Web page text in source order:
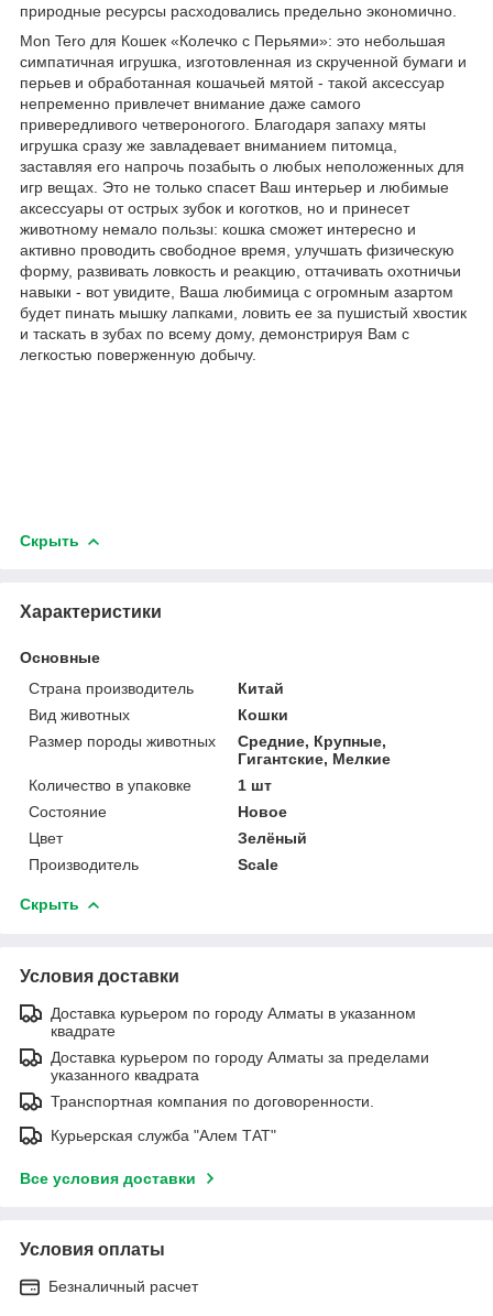
природные ресурсы расходовались предельно экономично.
Mon Tero для Кошек «Колечко с Перьями»: это небольшая
симпатичная игрушка, изготовленная из скрученной бумаги и
перьев и обработанная кошачьей мятой - такой аксессуар
непременно привлечет внимание даже самого
привередливого четвероногого. Благодаря запаху мяты
игрушка сразу же завладевает вниманием питомца,
заставляя его напрочь позабыть о любых неположенных для
игр вещах. Это не только спасет Ваш интерьер и любимые
аксессуары от острых зубок и коготков, но и принесет
животному немало пользы: кошка сможет интересно и
активно проводить свободное время, улучшать физическую
форму, развивать ловкость и реакцию, оттачивать охотничьи
навыки - вот увидите, Ваша любимица с огромным азартом
будет пинать мышку лапками, ловить ее за пушистый хвостик
и таскать в зубах по всему дому, демонстрируя Вам с
легкостью поверженную добычу.
Скрыть
Характеристики
Основные
Страна производитель
Китай
Вид животных
Кошки
Размер породы животных
Средние, Крупные,
Гигантские, Мелкие
Количество в упаковке
1 шт
Состояние
Новое
Цвет
Зелёный
Производитель
Scale
Скрыть
Условия доставки
Доставка курьером по городу Алматы в указанном
квадрате
Доставка курьером по городу Алматы за пределами
указанного квадрата
Транспортная компания по договоренности.
Курьерская служба "Алем ТАТ"
Все условия доставки
Условия оплаты
Безналичный расчет